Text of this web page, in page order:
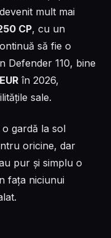
mult mai
CP, cu un
să fie o
Defender 110, bine
în 2026,
sale.
o gardă la sol
oricine, dar
pur și simplu o
fața niciunui